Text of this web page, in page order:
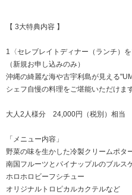
【 3大特典内容 】
1〈セレブレイトディナー（ランチ）を
（新規お申し込みのみ）
沖縄の綺麗な海や古宇利島が見える
シェフ自慢の料理をご堪能いただけます
大人2人様分 24,000円（税別）相
「メニュー内容」
野菜の味を生かした冷製クリームポタ
南国フルーツとパイナップルのブルス
ホロホロビーフシチュー
オリジナルトロピカルカクテルなど